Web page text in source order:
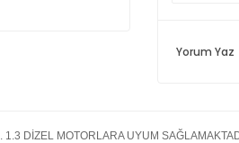
Yorum Yaz
1.3 DİZEL MOTORLARA UYUM